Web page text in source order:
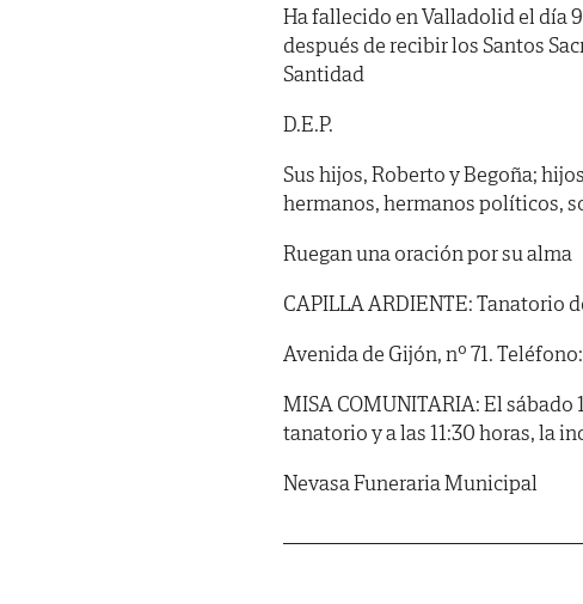
Ha fallecido en Valladolid el día
después de recibir los Santos
Santidad
D.E.P.
Sus hijos, Roberto y Begoña;
hermanos, hermanos políticos,
Ruegan una oración por su alma
CAPILLA ARDIENTE: Tanatorio
Avenida de Gijón, nº 71.
MISA COMUNITARIA: El sábado
tanatorio y a las 11:30 horas, la
Nevasa Funeraria Municipal